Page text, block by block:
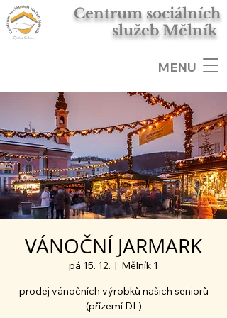
Centrum sociálních
služeb Mělník
MENU
VÁNOČNÍ JARMARK
pá 15. 12.
  |
Mělník 1
prodej vánočních výrobků našich seniorů